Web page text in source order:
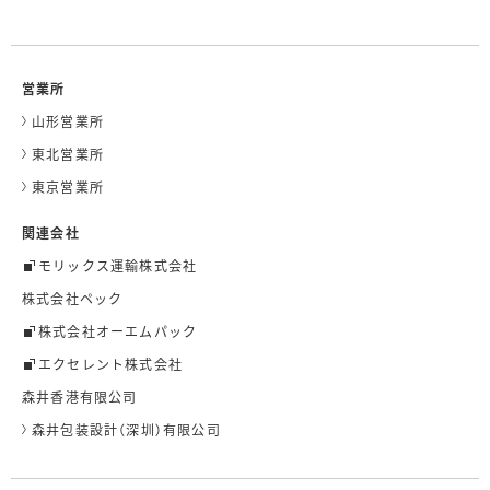
営業所
山形営業所
東北営業所
東京営業所
関連会社
モリックス運輸株式会社
株式会社ペック
株式会社オーエムパック
エクセレント株式会社
森井香港有限公司
森井包装設計（深圳）有限公司